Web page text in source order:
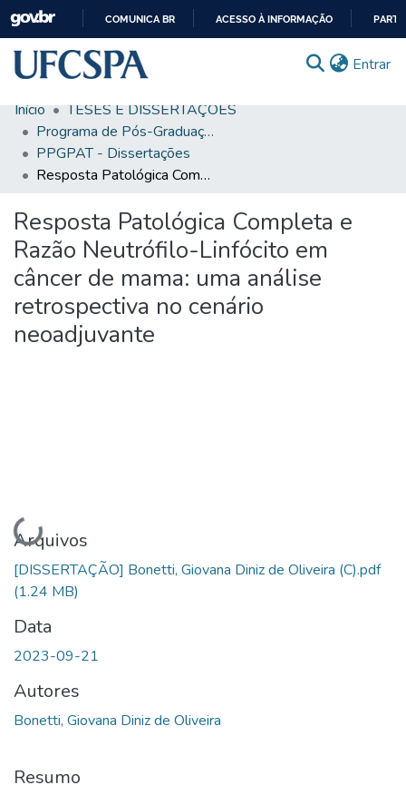
CONTEÚDO
COMUNICA BR ACESSO À INFORMAÇÃO
Entrar
Comunidades & Coleções
Busca Facetada
Autoarquivamento
Sobre o RI-UFCSPA
FAQ
Ajuda
Início
TESES E DISSERTAÇÕES
Programa de Pós-Graduação em Patologia
PPGPAT - Dissertações
Resposta Patológica Completa e Razão Neutrófilo-Linfócito em câncer de mama: uma análise retrospectiva no cenário neoadjuvante
Resposta Patológica Completa e
Razão Neutrófilo-Linfócito em
câncer de mama: uma análise
retrospectiva no cenário
neoadjuvante
Carregando...
Arquivos
[DISSERTAÇÃO] Bonetti, Giovana Diniz de Oliveira (C).pdf
(1.24 MB)
Data
2023-09-21
Autores
Bonetti, Giovana Diniz de Oliveira
Resumo